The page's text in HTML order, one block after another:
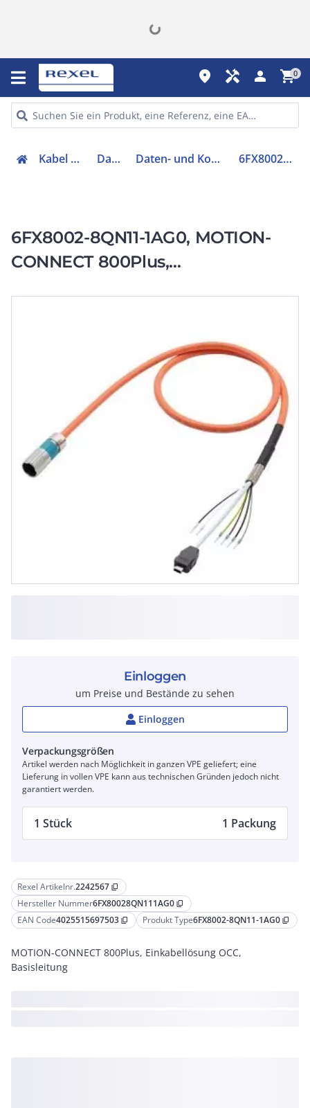
place handyman person shopping_cart0
Kabel & Leitungen Datenkabel Daten- und Kommunikationskabel 6FX80028QN111AG0
6FX8002-8QN11-1AG0, MOTION-
CONNECT 800Plus,
Rexel Artikelnr.2242567 content_copy
Hersteller Nummer6FX80028QN111AG0 content_copy
EAN Code4025515697503 content_copy Produkt Type6FX8002-8QN11-1AG0 content_copy
MOTION-CONNECT 800Plus, Einkabellösung OCC,
Basisleitung
Einloggen
um Preise und Bestände zu sehen
Einloggen
Verpackungsgrößen
Artikel werden nach Möglichkeit in ganzen VPE geliefert; eine
Lieferung in vollen VPE kann aus technischen Gründen jedoch nicht
garantiert werden.
1 Stück 1 Packung